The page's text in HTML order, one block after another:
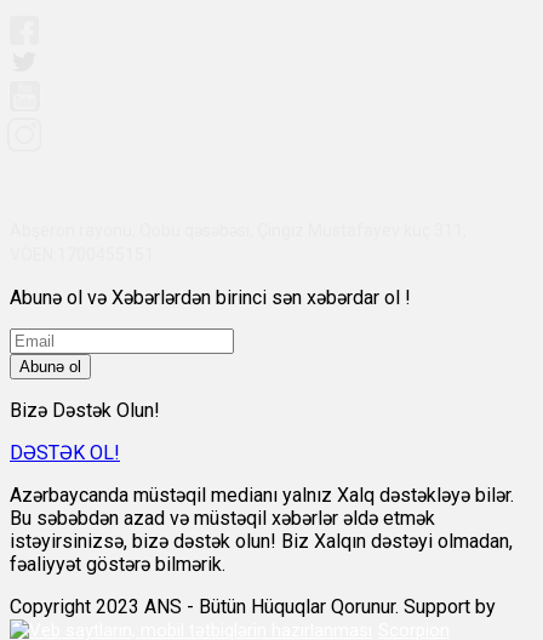
Abunə ol və Xəbərlərdən birinci sən xəbərdar ol !
Abunə ol
Bizə Dəstək Olun!
DƏSTƏK OL!
Azərbaycanda müstəqil medianı yalnız Xalq dəstəkləyə bilər.
Bu səbəbdən azad və müstəqil xəbərlər əldə etmək
istəyirsinizsə, bizə dəstək olun! Biz Xalqın dəstəyi olmadan,
fəaliyyət göstərə bilmərik.
Copyright 2023 ANS - Bütün Hüquqlar Qorunur. Support by